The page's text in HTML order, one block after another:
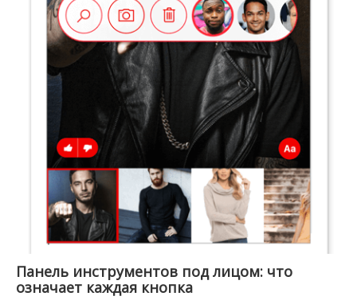
Панель инструментов под лицом: что
означает каждая кнопка